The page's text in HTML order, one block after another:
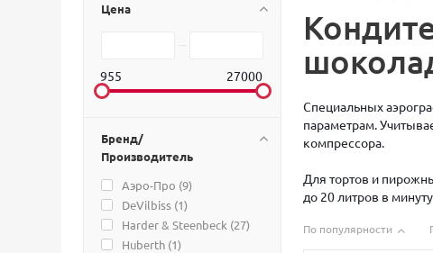
Цена
955 27000
Бренд/
Производитель
Аэро-Про (9)
DeVilbiss (1)
Harder & Steenbeck (27)
Huberth (1)
Специальных
параметрам.
компрессора.
Для тортов и
до 20 литров в
По популярности